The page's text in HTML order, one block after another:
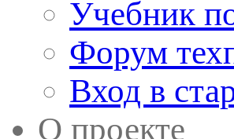
Учебник
Форум
Вход в
О проекте